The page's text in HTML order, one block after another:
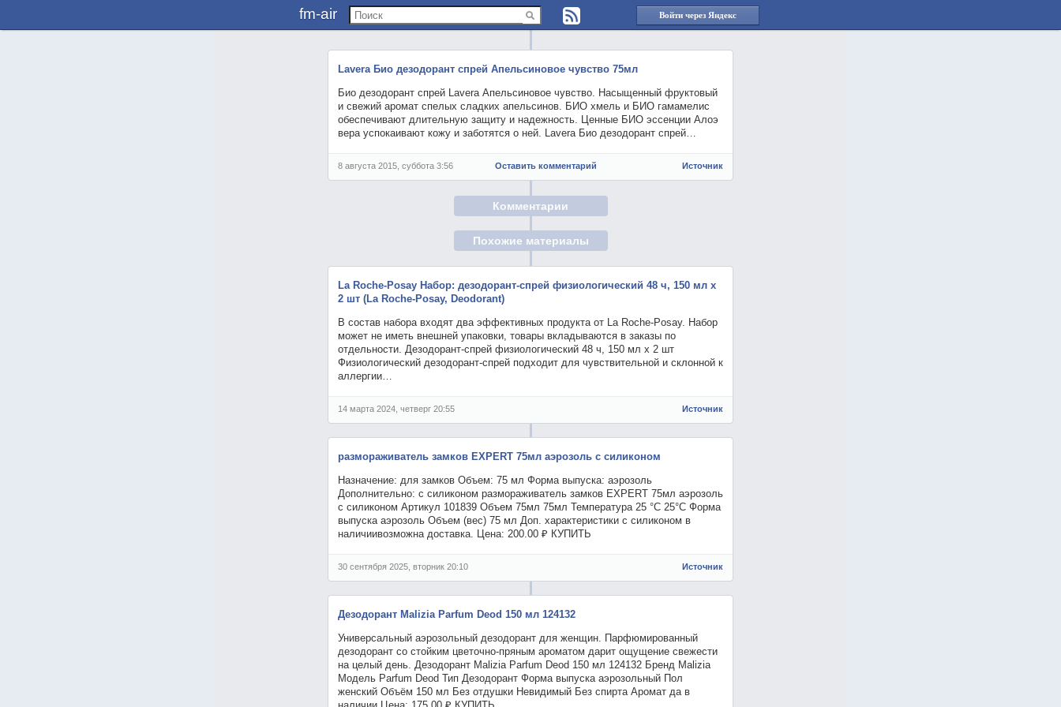
fm-air Войти через Яндекс
Lavera Био дезодорант спрей Апельсиновое чувство 75мл
Био дезодорант спрей Lavera Апельсиновое чувство. Насыщенный фруктовый
и свежий аромат спелых сладких апельсинов. БИО хмель и БИО гамамелис
обеспечивают длительную защиту и надежность. Ценные БИО эссенции Алоэ
вера успокаивают кожу и заботятся о ней. Lavera Био дезодорант спрей…
8 августа 2015, суббота 3:56 Оставить комментарий Источник
Комментарии
Похожие материалы
La Roche-Posay Набор: дезодорант-спрей физиологический 48 ч, 150 мл х
2 шт (La Roche-Posay, Deodorant)
В состав набора входят два эффективных продукта от La Roche-Posay. Набор
может не иметь внешней упаковки, товары вкладываются в заказы по
отдельности. Дезодорант-спрей физиологический 48 ч, 150 мл х 2 шт
Физиологический дезодорант-спрей подходит для чувствительной и склонной к
аллергии…
14 марта 2024, четверг 20:55 Источник
размораживатель замков EXPERT 75мл аэрозоль с силиконом
Назначение: для замков Объем: 75 мл Форма выпуска: аэрозоль
Дополнительно: с силиконом размораживатель замков EXPERT 75мл аэрозоль
с силиконом Артикул 101839 Объем 75мл 75мл Температура 25 °C 25°C Форма
выпуска аэрозоль Объем (вес) 75 мл Доп. характеристики с силиконом в
наличиивозможна доставка. Цена: 200.00 ₽ КУПИТЬ
30 сентября 2025, вторник 20:10 Источник
Дезодорант Malizia Parfum Deod 150 мл 124132
Универсальный аэрозольный дезодорант для женщин. Парфюмированный
дезодорант со стойким цветочно-пряным ароматом дарит ощущение свежести
на целый день. Дезодорант Malizia Parfum Deod 150 мл 124132 Бренд Malizia
Модель Parfum Deod Тип Дезодорант Форма выпуска аэрозольный Пол
женский Объём 150 мл Без отдушки Невидимый Без спирта Аромат да в